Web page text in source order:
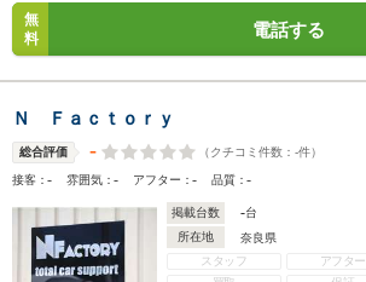
無
料
電話する
Ｎ Ｆａｃｔｏｒｙ
総合評価 - （クチコミ件数： -件）
接客：- 雰囲気：- アフター：- 品質：-
掲載台数 -台
所在地
奈良県
スタッフ
アフター